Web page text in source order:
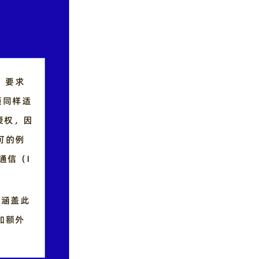
要求
样适
，因
的例
信（I
盖此
额外